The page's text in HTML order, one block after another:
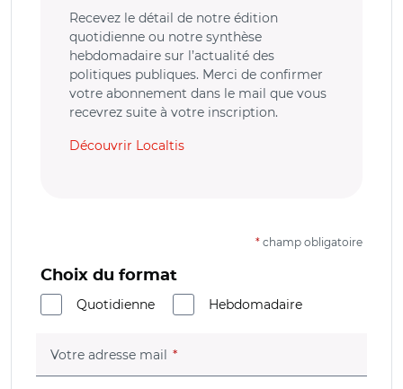
Recevez le détail de notre édition
quotidienne ou notre synthèse
hebdomadaire sur l’actualité des
politiques publiques. Merci de confirmer
votre abonnement dans le mail que vous
recevrez suite à votre inscription.
Découvrir Localtis
* champ obligatoire
Choix du format
Quotidienne
Hebdomadaire
Votre adresse mail (champ obligatoire)